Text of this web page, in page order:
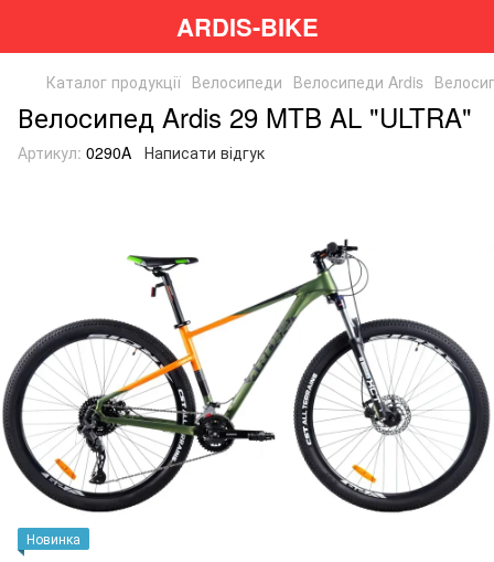
ARDIS-BIKE
Каталог продукції Велосипеди Велосипеди Ardis
Велосипед Ardis 29 MTB AL "ULTRA"
Артикул: 0290A Написати відгук
Новинка